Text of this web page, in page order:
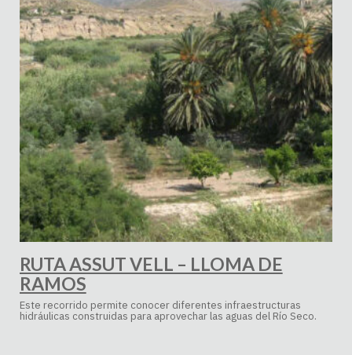
RUTA ASSUT VELL – LLOMA DE
RAMOS
Este recorrido permite conocer diferentes infraestructuras
hidráulicas construidas para aprovechar las aguas del Río Seco.